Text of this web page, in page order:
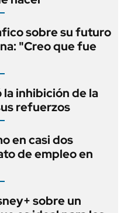
sobre su futuro
"Creo que fue
inhibición de la
refuerzos
en casi dos
de empleo en
sobre un